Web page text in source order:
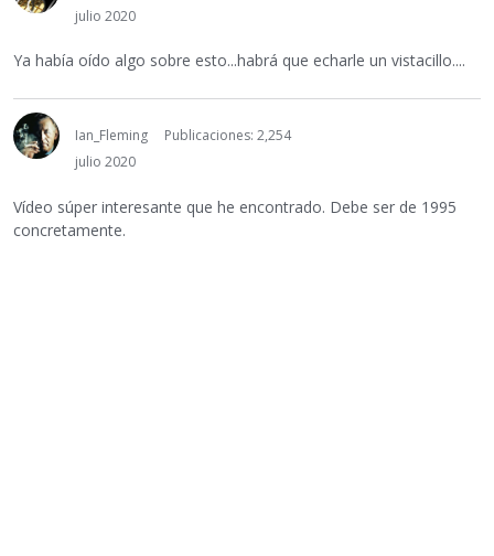
julio 2020
Ya había oído algo sobre esto...habrá que echarle un vistacillo....
Ian_Fleming
Publicaciones: 2,254
julio 2020
Vídeo súper interesante que he encontrado. Debe ser de 1995
concretamente.